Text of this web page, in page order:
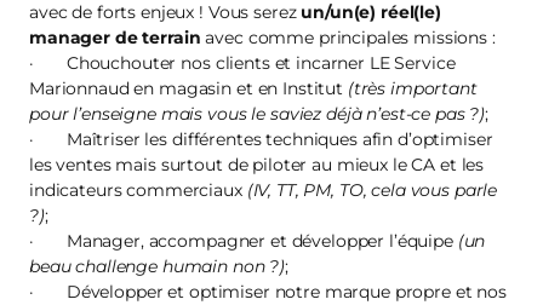
avec de forts enjeux ! Vous serez un/un(e) réel(le)
manager de terrainavec comme principales missions :
· Chouchouter nos clients et incarner LE Service
Marionnaud en magasin et en Institut (très important
pour l’enseigne mais vous le saviez déjà n’est-ce pas ?);
· Maîtriser les différentes techniques afin d’optimiser
les ventes mais surtout de piloter au mieux le CA et les
indicateurs commerciaux (IV, TT, PM, TO, cela vous parle
?);
· Manager, accompagner et développer l’équipe (un
beau challenge humain non ?);
· Développer et optimiser notre marque propre et nos